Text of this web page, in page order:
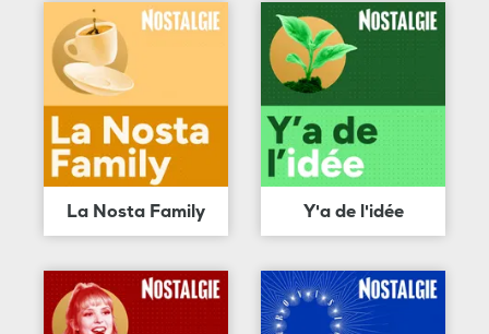
La Nosta Family Y'a de l'idée